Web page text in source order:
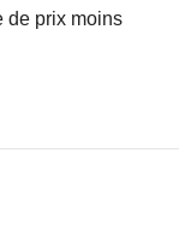
de prix moins